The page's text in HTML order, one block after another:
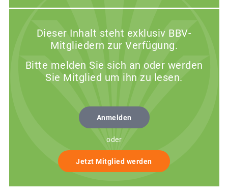
Dieser Inhalt steht exklusiv BBV-
Mitgliedern zur Verfügung.
Bitte melden Sie sich an oder werden
Sie Mitglied um ihn zu lesen.
Anmelden
oder
Jetzt Mitglied werden